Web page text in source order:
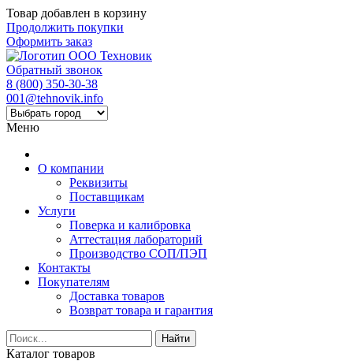
Товар добавлен в корзину
Продолжить покупки
Оформить заказ
Обратный звонок
8 (800) 350-30-38
001@tehnovik.info
Меню
О компании
Реквизиты
Поставщикам
Услуги
Поверка и калибровка
Аттестация лабораторий
Производство СОП/ПЭП
Контакты
Покупателям
Доставка товаров
Возврат товара и гарантия
Найти
Каталог товаров